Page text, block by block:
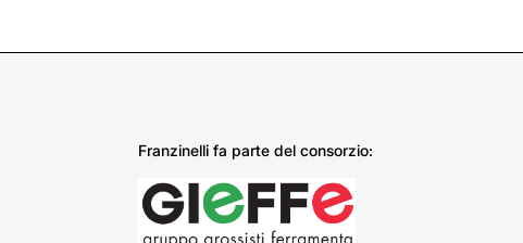
Franzinelli fa parte del consorzio: